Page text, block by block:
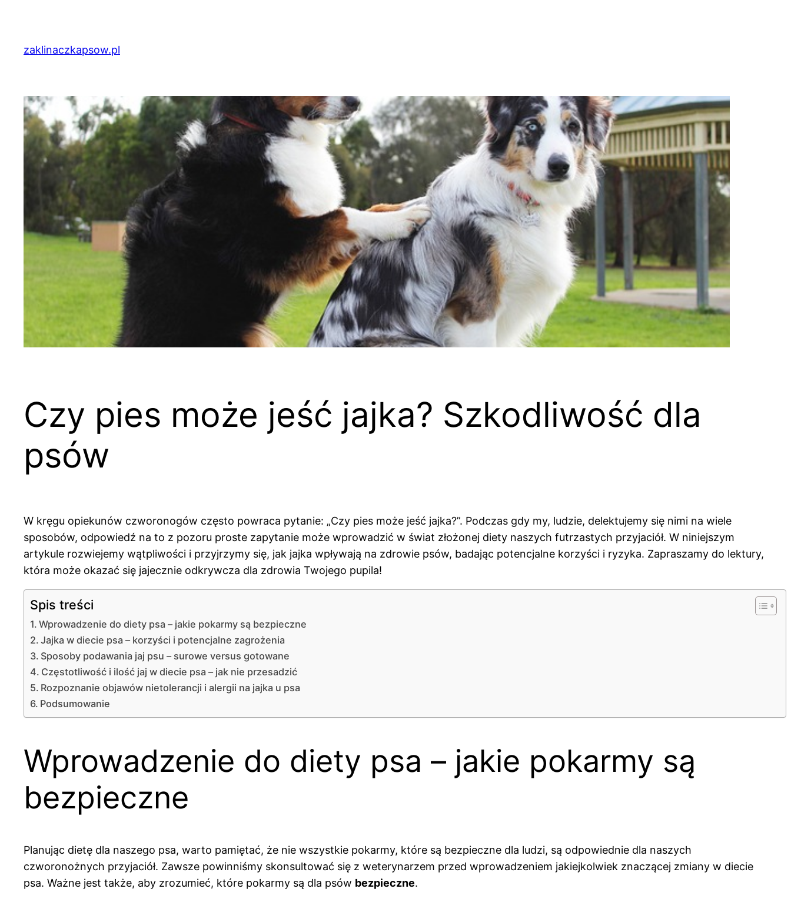
treścizaklinaczkapsow.pl
Czy pies może jeść jajka? Szkodliwość dla
psów
W kręgu opiekunów czworonogów często powraca pytanie: „Czy pies może jeść jajka?”. Podczas gdy my, ludzie, delektujemy się nimi na wiele
sposobów, odpowiedź na to z pozoru proste zapytanie może wprowadzić w świat złożonej diety naszych futrzastych przyjaciół. W niniejszym
artykule rozwiejemy wątpliwości i przyjrzymy się, jak jajka wpływają na zdrowie psów, badając potencjalne korzyści i ryzyka. Zapraszamy do lektury,
która może okazać się jajecznie odkrywcza dla zdrowia Twojego pupila!
Spis treści
Wprowadzenie do diety psa – jakie pokarmy są bezpieczne
Jajka w diecie psa – korzyści i potencjalne zagrożenia
Sposoby podawania jaj psu – surowe versus gotowane
Częstotliwość i ilość jaj w diecie psa – jak nie przesadzić
Rozpoznanie objawów nietolerancji i alergii na jajka u psa
Podsumowanie
Wprowadzenie do diety psa – jakie pokarmy są
bezpieczne
Planując dietę dla naszego psa, warto pamiętać, że nie wszystkie pokarmy, które są bezpieczne dla ludzi, są odpowiednie dla naszych
czworonożnych przyjaciół. Zawsze powinniśmy skonsultować się z weterynarzem przed wprowadzeniem jakiejkolwiek znaczącej zmiany w diecie
psa. Ważne jest także, aby zrozumieć, które pokarmy są dla psów bezpieczne.